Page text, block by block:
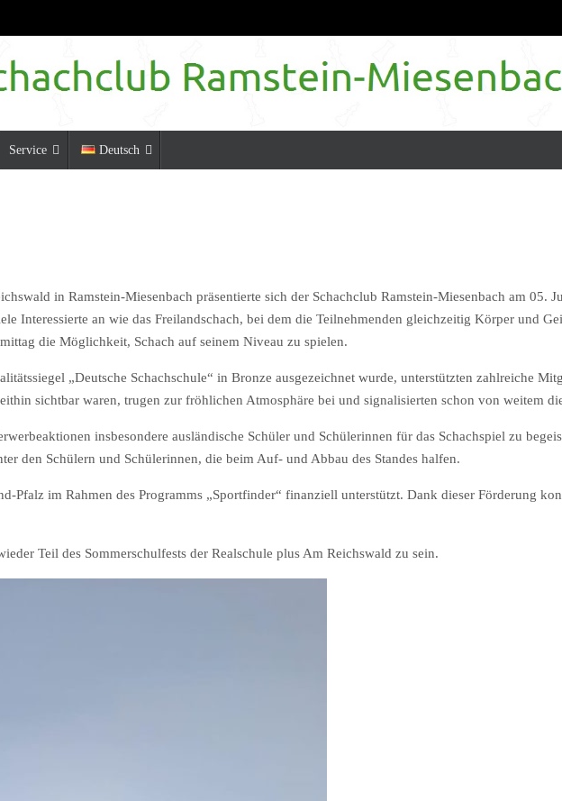
Service Deutsch
in Ramstein-Miesenbach präsentierte sich der Schachclub Ramstein-Miesenbach am 05.
Interessierte an wie das Freilandschach, bei dem die Teilnehmenden gleichzeitig Körper und
die Möglichkeit, Schach auf seinem Niveau zu spielen.
„Deutsche Schachschule“ in Bronze ausgezeichnet wurde, unterstützten zahlreiche
sichtbar waren, trugen zur fröhlichen Atmosphäre bei und signalisierten schon von weitem
insbesondere ausländische Schüler und Schülerinnen für das Schachspiel zu
den Schülern und Schülerinnen, die beim Auf- und Abbau des Standes halfen.
Pfalz im Rahmen des Programms „Sportfinder“ finanziell unterstützt. Dank dieser Förderung
Teil des Sommerschulfests der Realschule plus Am Reichswald zu sein.